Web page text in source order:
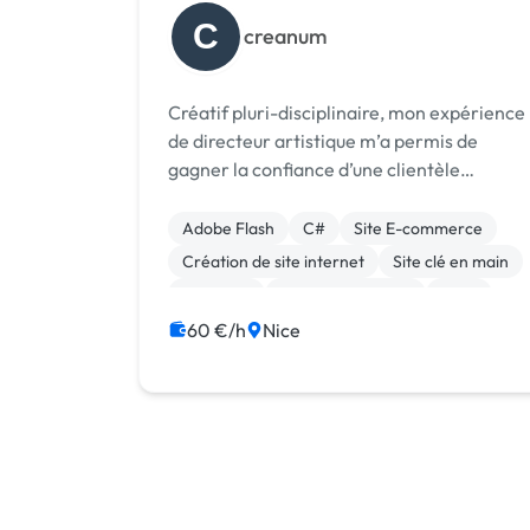
C creanum
Créatif pluri-disciplinaire, mon expérience
de directeur artistique m’a permis de
gagner la confiance d’une clientèle
& Print Ma priorité : satisfaire vos
exigences. Vos garanties : Plus de 15 ans
Adobe Flash C#
Site E-commerce
Création de site internet
Site clé en main
60 €/h Nice